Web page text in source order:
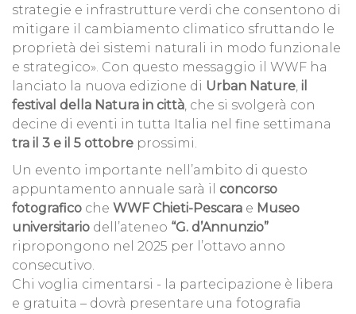
strategie e infrastrutture verdi che consentono di
mitigare il cambiamento climatico sfruttando le
proprietà dei sistemi naturali in modo funzionale
e strategico». Con questo messaggio il WWF ha
lanciato la nuova edizione di Urban Nature, il
festival della Natura in città, che si svolgerà con
decine di eventi in tutta Italia nel fine settimana
tra il 3 e il 5 ottobre prossimi.
Un evento importante nell’ambito di questo
appuntamento annuale sarà il concorso
fotografico che WWF Chieti-Pescara e Museo
universitario dell’ateneo “G. d’Annunzio”
ripropongono nel 2025 per l’ottavo anno
consecutivo.
Chi voglia cimentarsi - la partecipazione è libera
e gratuita – dovrà presentare una fotografia